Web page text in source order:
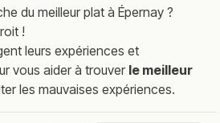
du meilleur plat àÉpernay ?
!
leurs expériences et
vous aider à trouver le meilleur
les mauvaises expériences.